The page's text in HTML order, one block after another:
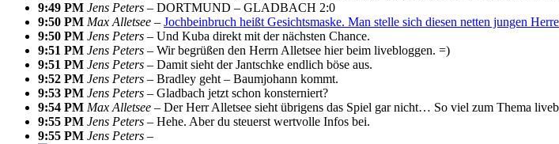
9:49 PM Jens Peters – DORTMUND – GLADBACH 2:0
9:50 PM Max Alletsee – Jochbeinbruch heißt Gesichtsmaske. Man stelle sich diesen netten jungen
9:50 PM Jens Peters – Und Kuba direkt mit der nächsten Chance.
9:51 PM Jens Peters – Wir begrüßen den Herrn Alletsee hier beim livebloggen. =)
9:51 PM Jens Peters – Damit sieht der Jantschke endlich böse aus.
9:52 PM Jens Peters – Bradley geht – Baumjohann kommt.
9:53 PM Jens Peters – Gladbach jetzt schon konsterniert?
9:54 PM Max Alletsee – Der Herr Alletsee sieht übrigens das Spiel gar nicht… So viel zum Thema
9:55 PM Jens Peters – Hehe. Aber du steuerst wertvolle Infos bei.
9:55 PM Jens Peters –